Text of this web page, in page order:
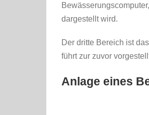
dargestellt wird.
Der dritte Bereich ist
führt zur zuvor
Anlage eines